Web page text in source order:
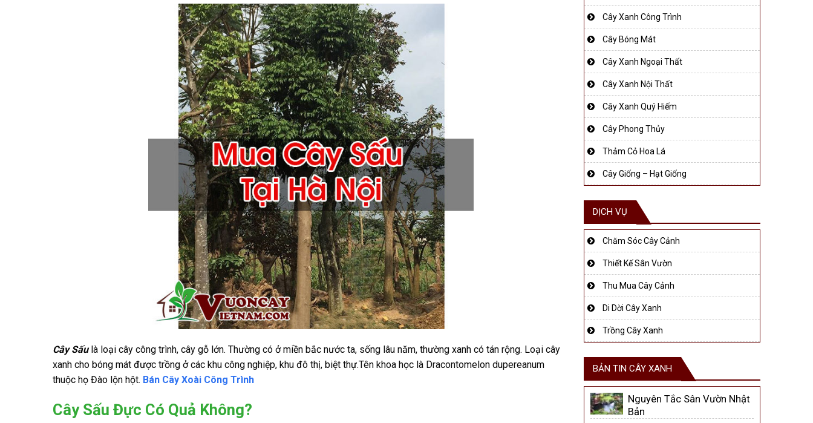
Cây Sấulà loại cây công trình, cây gỗ lớn. Thường có ở miền bắc nước ta, sống lâu năm, thường xanh có tán rộng. Loại cây
xanh cho bóng mát được trồng ở các khu công nghiệp, khu đô thị, biệt thự.Tên khoa học là Dracontomelon dupereanum
thuộc họ Đào lộn hột. Bán Cây Xoài Công Trình
Cây Sấu Đực Có Quả Không?
Cây Xanh Công Trình
Cây Bóng Mát
Cây Xanh Ngoại Thất
Cây Xanh Nội Thất
Cây Xanh Quý Hiếm
Cây Phong Thủy
Thảm Cỏ Hoa Lá
Cây Giống – Hạt Giống
DỊCH VỤ
Chăm Sóc Cây Cảnh
Thiết Kế Sân Vườn
Thu Mua Cây Cảnh
Di Dời Cây Xanh
Trồng Cây Xanh
BẢN TIN CÂY XANH
Nguyên Tắc Sân Vườn Nhật
Bản